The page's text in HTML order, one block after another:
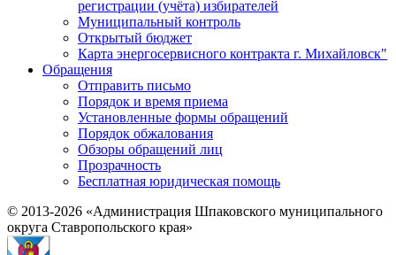
регистрации (учёта) избирателей
Муниципальный контроль
Открытый бюджет
Карта энергосервисного контракта г. Михайловск"
Обращения
Отправить письмо
Порядок и время приема
Установленные формы обращений
Порядок обжалования
Обзоры обращений лиц
Прозрачность
Бесплатная юридическая помощь
© 2013-2026 «Администрация Шпаковского муниципального
округа Ставропольского края»